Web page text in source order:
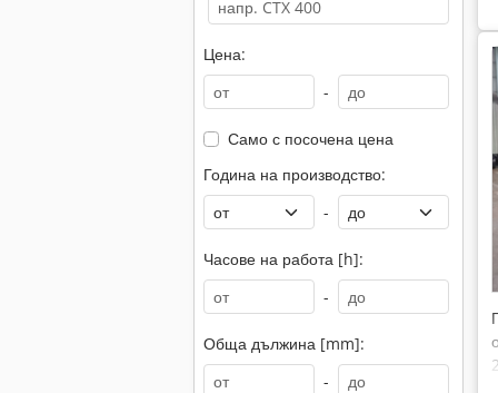
Цена:
-
Само с посочена цена
Година на производство:
-
Часове на работа [h]:
-
Обща дължина [mm]:
-